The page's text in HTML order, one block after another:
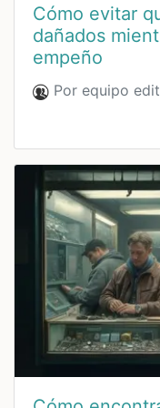
Cómo evitar
dañados
empeño
Por equipo